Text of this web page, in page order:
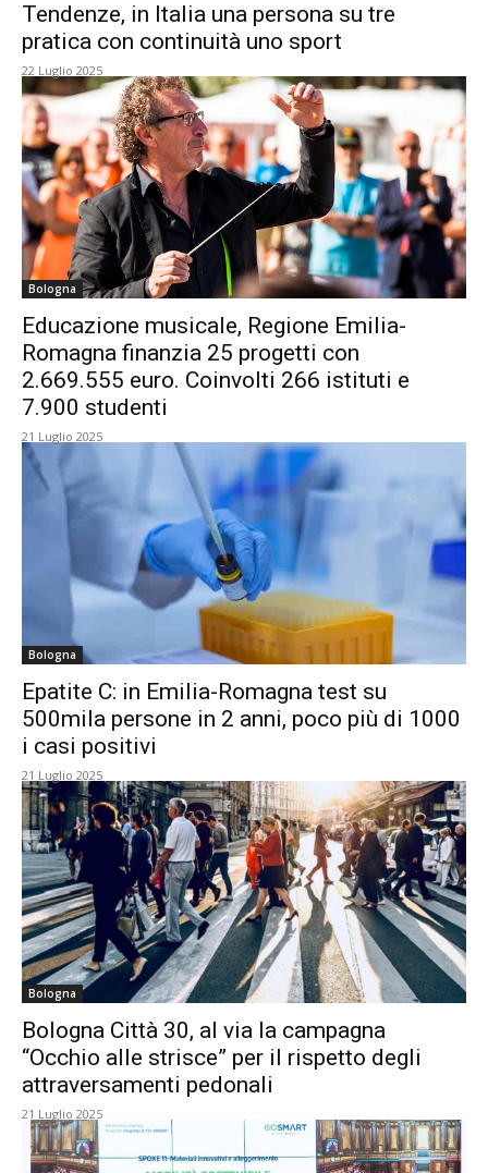
Tendenze, in Italia una persona su tre
pratica con continuità uno sport
22 Luglio 2025
Bologna
Educazione musicale, Regione Emilia-
Romagna finanzia 25 progetti con
2.669.555 euro. Coinvolti 266 istituti e
7.900 studenti
21 Luglio 2025
Bologna
Epatite C: in Emilia-Romagna test su
500mila persone in 2 anni, poco più di 1000
i casi positivi
21 Luglio 2025
Bologna
Bologna Città 30, al via la campagna
“Occhio alle strisce” per il rispetto degli
attraversamenti pedonali
21 Luglio 2025